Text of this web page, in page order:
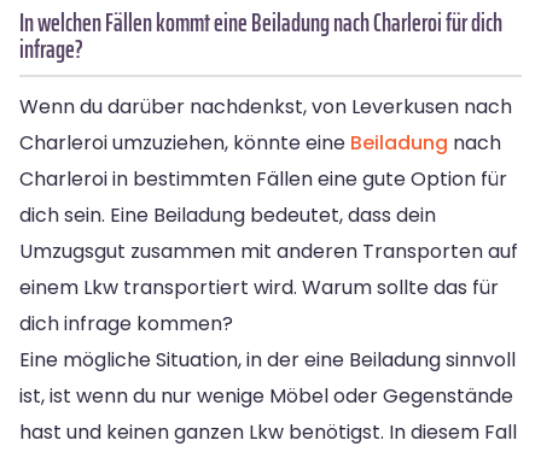
In welchen Fällen kommt eine Beiladung nach Charleroi für dich
infrage?
Wenn du darüber nachdenkst, von Leverkusen nach
Charleroi umzuziehen, könnte eine Beiladung nach
Charleroi in bestimmten Fällen eine gute Option für
dich sein. Eine Beiladung bedeutet, dass dein
Umzugsgut zusammen mit anderen Transporten auf
einem Lkw transportiert wird. Warum sollte das für
dich infrage kommen?
Eine mögliche Situation, in der eine Beiladung sinnvoll
ist, ist wenn du nur wenige Möbel oder Gegenstände
hast und keinen ganzen Lkw benötigst. In diesem Fall